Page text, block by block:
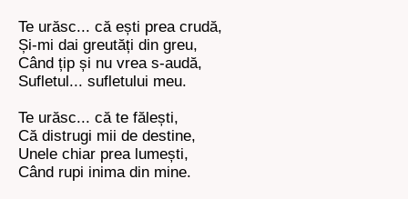
Te urăsc... că ești prea crudă,
Și-mi dai greutăți din greu,
Când țip și nu vrea s-audă,
Sufletul... sufletului meu.
Te urăsc... că te fălești,
Că distrugi mii de destine,
Unele chiar prea lumești,
Când rupi inima din mine.